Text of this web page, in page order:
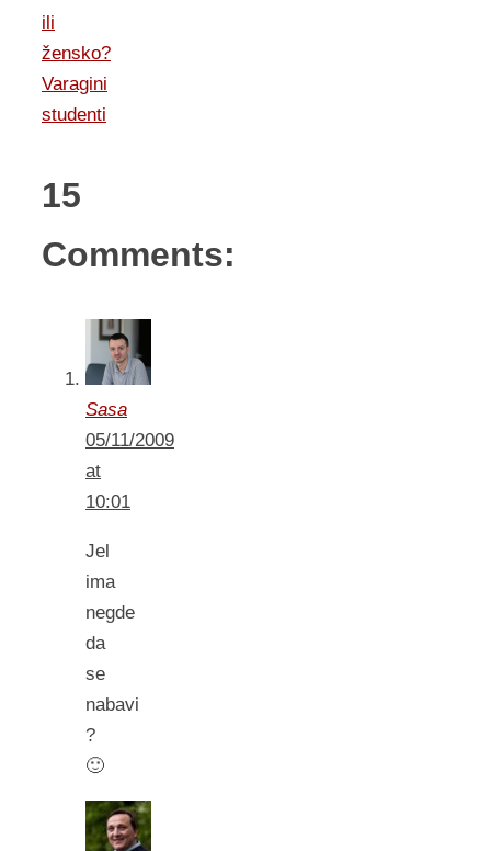
ili
žensko?
Varagini
studenti
15
Comments:
Sasa
05/11/2009
at
10:01
Jel
ima
negde
da
se
nabavi
?
🙂